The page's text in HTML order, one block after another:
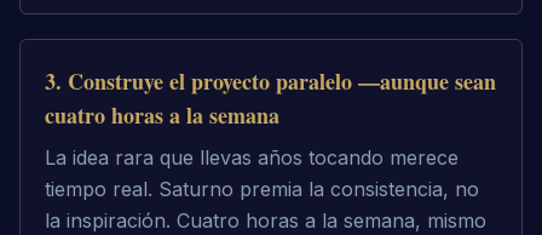
3. Construye el proyecto paralelo —aunque sean
cuatro horas a la semana
La idea rara que llevas años tocando merece
tiempo real. Saturno premia la consistencia, no
la inspiración. Cuatro horas a la semana, mismo